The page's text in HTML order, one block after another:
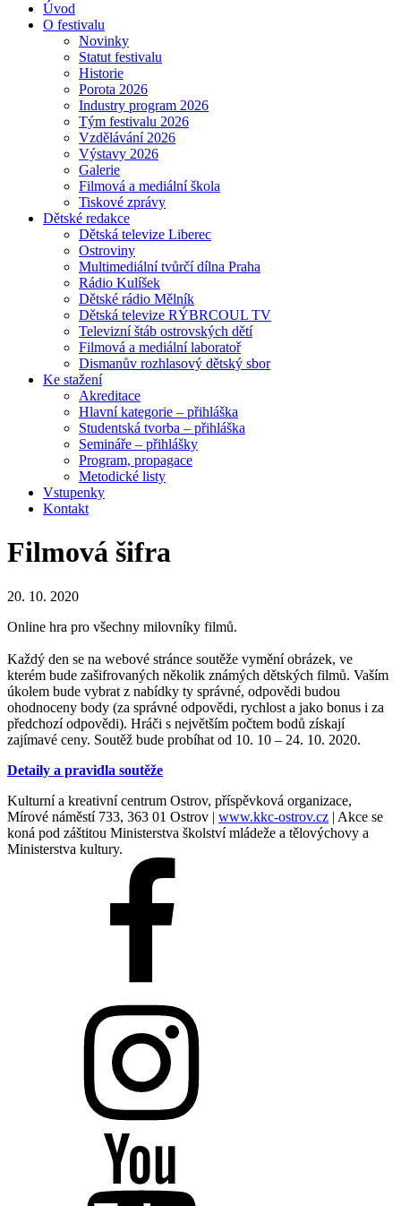
Úvod
O festivalu
Novinky
Statut festivalu
Historie
Porota 2026
Industry program 2026
Tým festivalu 2026
Vzdělávání 2026
Výstavy 2026
Galerie
Filmová a mediální škola
Tiskové zprávy
Dětské redakce
Dětská televize Liberec
Ostroviny
Multimediální tvůrčí dílna Praha
Rádio Kulíšek
Dětské rádio Mělník
Dětská televize RÝBRCOUL TV
Televizní štáb ostrovských dětí
Filmová a mediální laboratoř
Dismanův rozhlasový dětský sbor
Ke stažení
Akreditace
Hlavní kategorie – přihláška
Studentská tvorba – přihláška
Semináře – přihlášky
Program, propagace
Metodické listy
Vstupenky
Kontakt
Filmová šifra
20. 10. 2020
Online hra pro všechny milovníky filmů.
Každý den se na webové stránce soutěže vymění obrázek, ve
kterém bude zašifrovaných několik známých dětských filmů. Vaším
úkolem bude vybrat z nabídky ty správné, odpovědi budou
ohodnoceny body (za správné odpovědi, rychlost a jako bonus i za
předchozí odpovědi). Hráči s největším počtem bodů získají
zajímavé ceny. Soutěž bude probíhat od 10. 10 – 24. 10. 2020.
Detaily a pravidla soutěže
Kulturní a kreativní centrum Ostrov, příspěvková organizace,
Mírové náměstí 733, 363 01 Ostrov | www.kkc-ostrov.cz | Akce se
koná pod záštitou Ministerstva školství mládeže a tělovýchovy a
Ministerstva kultury.